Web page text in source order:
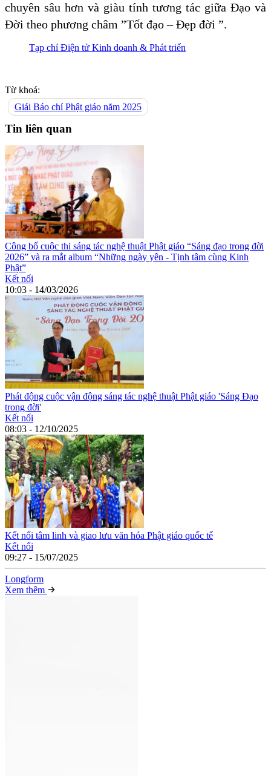
chuyên sâu hơn và giàu tính tương tác giữa Đạo và
Đời theo phương châm ”Tốt đạo – Đẹp đời ”.
Tạp chí Điện tử Kinh doanh & Phát triển
Từ khoá:
Giái Báo chí Phật giáo năm 2025
Tin liên quan
Công bố cuộc thi sáng tác nghệ thuật Phật giáo “Sáng đạo trong đời
2026” và ra mắt album “Những ngày yên - Tịnh tâm cùng Kinh
Phật”
Kết nối
10:03 - 14/03/2026
Phát động cuộc vận động sáng tác nghệ thuật Phật giáo 'Sáng Đạo
trong đời'
Kết nối
08:03 - 12/10/2025
Kết nối tâm linh và giao lưu văn hóa Phật giáo quốc tế
Kết nối
09:27 - 15/07/2025
Longform
Xem thêm